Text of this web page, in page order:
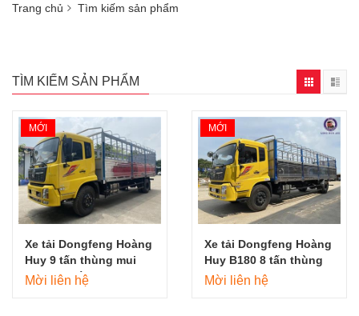
Trang chủ Tìm kiếm sản phẩm
TÌM KIẾM SẢN PHẨM
MỚI
Xe tải Dongfeng Hoàng
Huy 9 tấn thùng mui
bạt 7m5 đời 2023
Mời liên hệ
MỚI
Xe tải Dongfeng Hoàng
Huy B180 8 tấn thùng
mui bạt 9m5
Mời liên hệ